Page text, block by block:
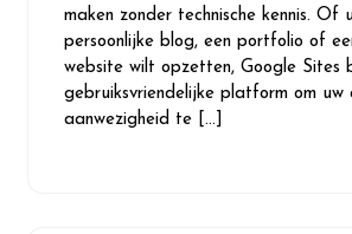
maken zonder technische kennis. Of
persoonlijke blog, een portfolio of
website wilt opzetten, Google Sites
gebruiksvriendelijke platform om uw
aanwezigheid te […]